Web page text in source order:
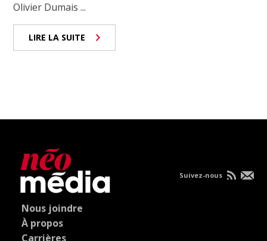
Olivier Dumais ...
LIRE LA SUITE
Nous joindre
À propos
Carrières
Suivez-nous